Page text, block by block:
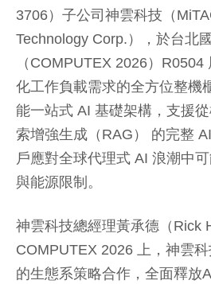
3706）子公司神雲科技（
Technology Corp.），於台北
（COMPUTEX 2026）
化工作負載需求的全方位整機
能一站式 AI 基礎架構，支援
索增強生成（RAG） 的完整
戶應對全球代理式 AI 浪潮中
與能源限制。
神雲科技總經理黃承德（Rick
COMPUTEX 2026 上，神雲
的生態系策略合作，全面釋放